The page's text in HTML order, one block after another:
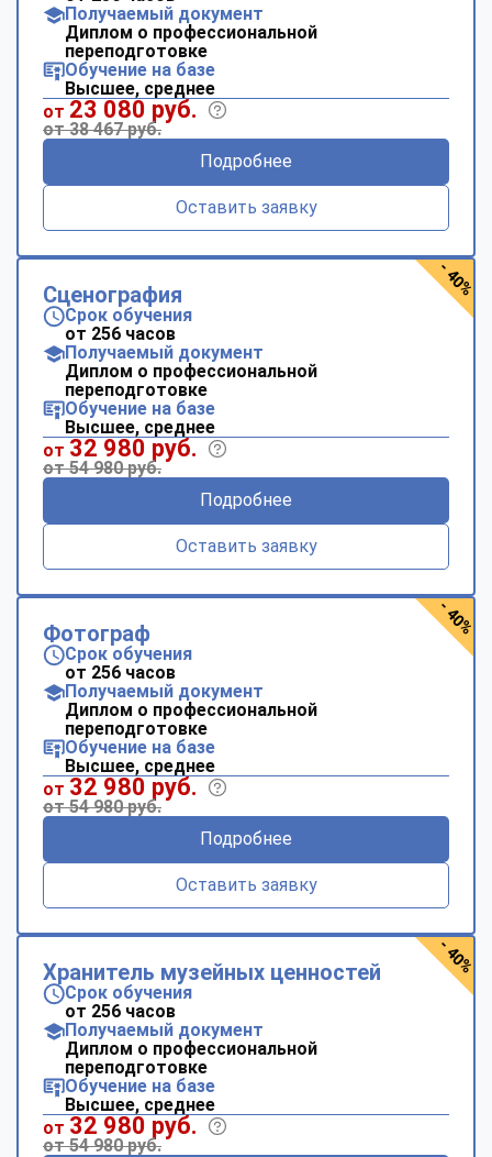
Получаемый документ
Диплом о профессиональной
переподготовке
Обучение на базе
Высшее, среднее
от 23 080 руб.
от 38 467 руб.
Подробнее
Оставить заявку
Сценография
Срок обучения
от 256 часов
Получаемый документ
Диплом о профессиональной
переподготовке
Обучение на базе
Высшее, среднее
от 32 980 руб.
от 54 980 руб.
Подробнее
Оставить заявку
- 40%
Фотограф
Срок обучения
от 256 часов
Получаемый документ
Диплом о профессиональной
переподготовке
Обучение на базе
Высшее, среднее
от 32 980 руб.
от 54 980 руб.
Подробнее
Оставить заявку
- 40%
Хранитель музейных ценностей
Срок обучения
от 256 часов
Получаемый документ
Диплом о профессиональной
переподготовке
Обучение на базе
Высшее, среднее
от 32 980 руб.
от 54 980 руб.
- 40%